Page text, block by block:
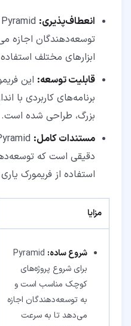
انعطاف‌پذیری:
توسعه‌دهندگان اجازه
ابزارهای مختلف
قابلیت توسعه: این
برنامه‌های کاربردی با
بزرگ، طراحی شده است.
مستندات کامل:
دقیقی است که
استفاده از فریمورک
مزایا
شروع ساده: Pyramid
برای شروع پروژه‌های
کوچک مناسب است و
به توسعه‌دهندگان اجازه
می‌دهد تا به سرعت